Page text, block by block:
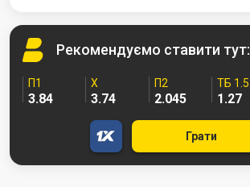
Рекомендуємо ставити тут:
П1
3.84
Х
3.74
П2
2.045
ТБ 1.5
1.27
Грати